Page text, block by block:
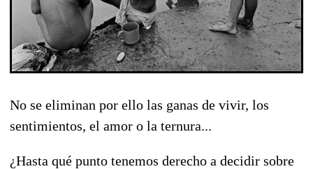
No se eliminan por ello las ganas de vivir, los
sentimientos, el amor o la ternura...
¿Hasta qué punto tenemos derecho a decidir sobre